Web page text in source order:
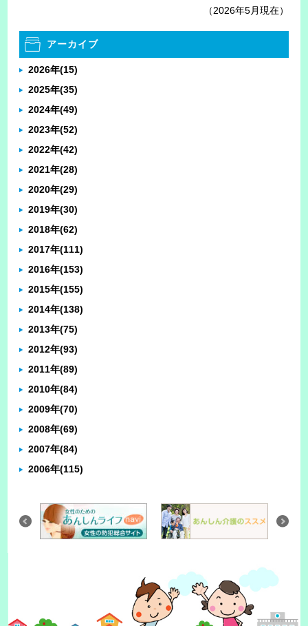
（2026年5月現在）
アーカイブ
2026年(15)
2025年(35)
2024年(49)
2023年(52)
2022年(42)
2021年(28)
2020年(29)
2019年(30)
2018年(62)
2017年(111)
2016年(153)
2015年(155)
2014年(138)
2013年(75)
2012年(93)
2011年(89)
2010年(84)
2009年(70)
2008年(69)
2007年(84)
2006年(115)